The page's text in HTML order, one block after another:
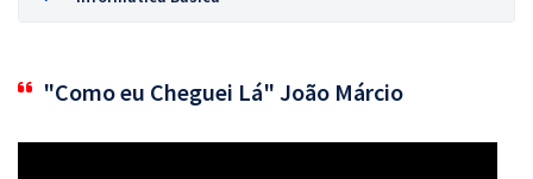
"Como eu Cheguei Lá" João Márcio